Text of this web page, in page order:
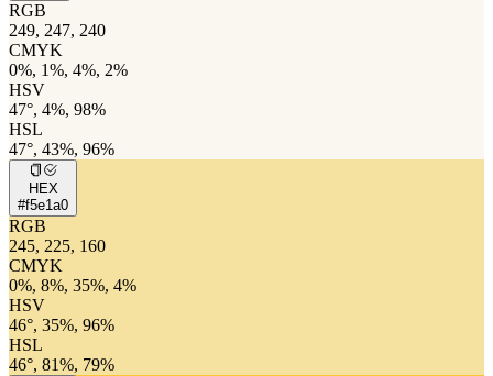
RGB
249, 247, 240
CMYK
0%, 1%, 4%, 2%
HSV
47°, 4%, 98%
HSL
47°, 43%, 96%
HEX
#f5e1a0
RGB
245, 225, 160
CMYK
0%, 8%, 35%, 4%
HSV
46°, 35%, 96%
HSL
46°, 81%, 79%